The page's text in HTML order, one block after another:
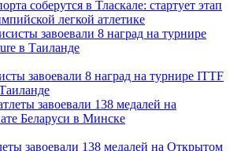
соберутся в Тласкале: стартует этап
легкой атлетике
завоевали 8 наград на турнире ITTF
завоевали 138 медалей на Открытом